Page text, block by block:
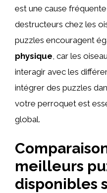
est une cause
destructeurs chez les
puzzles encouragent
physique , car les
interagir avec les
intégrer des puzzles
votre perroquet est
global.
meilleurs
disponibles